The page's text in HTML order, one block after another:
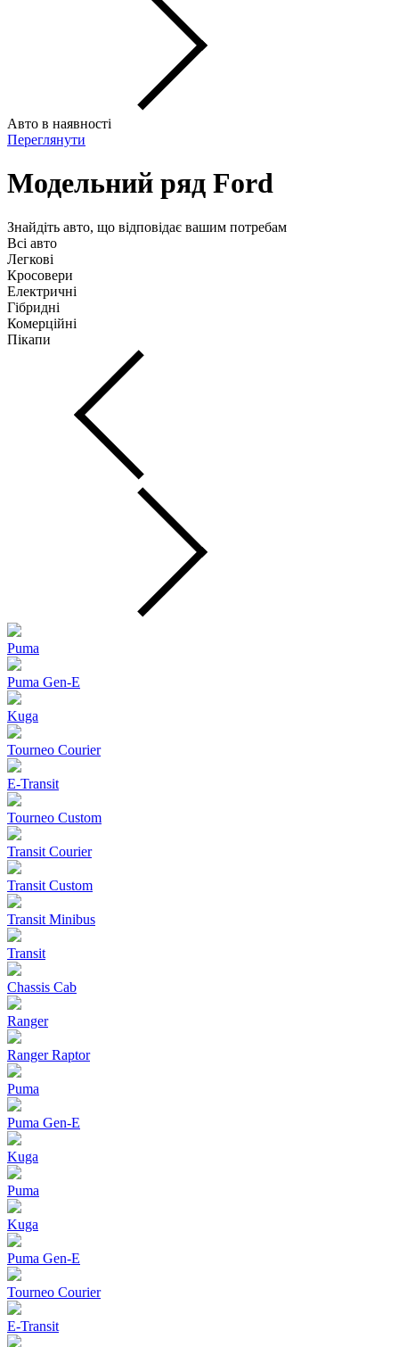
Авто в наявності
Переглянути
Модельний ряд Ford
Знайдіть авто, що відповідає вашим потребам
Всі авто
Легкові
Кросовери
Електричні
Гібридні
Комерційні
Пікапи
Puma
Puma Gen‑E
Kuga
Tourneo Courier
E-Transit
Tourneo Custom
Transit Courier
Transit Custom
Transit Minibus
Transit
Chassis Cab
Ranger
Ranger Raptor
Puma
Puma Gen‑E
Kuga
Puma
Kuga
Puma Gen‑E
Tourneo Courier
E-Transit